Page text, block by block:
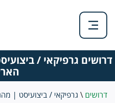
דרושים גרפיקאי /
דרושים \ גרפיקאי / ביצועיסט |